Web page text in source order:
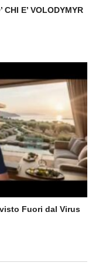
CHI E’ VOLODYMYR
Fuori dal Virus